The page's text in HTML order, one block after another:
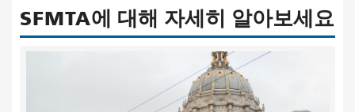
SFMTA에 대해 자세히 알아보세요